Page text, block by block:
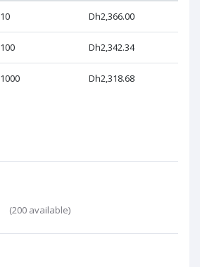
10 Dh2,366.00
100 Dh2,342.34
1000 Dh2,318.68
(200 available)